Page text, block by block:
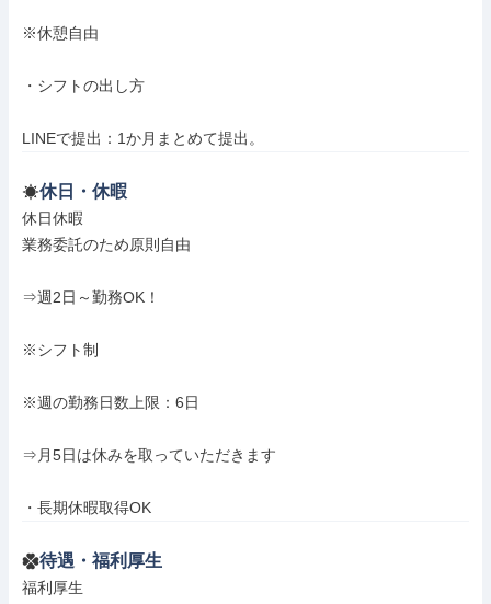
※休憩自由
・シフトの出し方
LINEで提出：1か月まとめて提出。
休日・休暇
休日休暇
業務委託のため原則自由
⇒週2日～勤務OK！
※シフト制
※週の勤務日数上限：6日
⇒月5日は休みを取っていただきます
・長期休暇取得OK
待遇・福利厚生
福利厚生